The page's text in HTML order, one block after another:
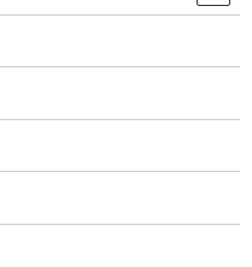
ダルを獲得した。
へ向かいます。
どオリンピックの時間で